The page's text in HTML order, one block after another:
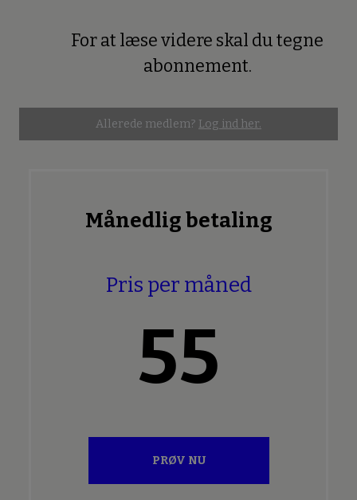
For at læse videre skal du tegne
abonnement.
Allerede medlem? Log ind her.
Månedlig betaling
Pris per måned
55
PRØV NU